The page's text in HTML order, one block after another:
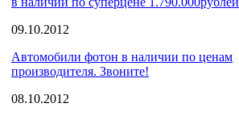
09.10.2012
Автомобили фотон в наличии по ценам
производителя. Звоните!
08.10.2012